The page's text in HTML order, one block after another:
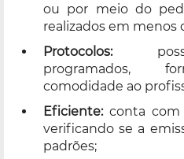
ou por meio do
realizados em menos
Protocolos:
programados,
comodidade ao
Eficiente: conta com
verificando se a
padrões;